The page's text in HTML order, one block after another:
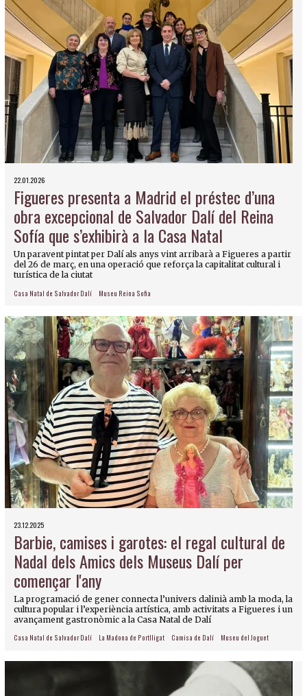
22.01.2026
Figueres presenta a Madrid el préstec d’una
obra excepcional de Salvador Dalí del Reina
Sofía que s’exhibirà a la Casa Natal
Un paravent pintat per Dalí als anys vint arribarà a Figueres a partir
del 26 de març, en una operació que reforça la capitalitat cultural i
turística de la ciutat
Casa Natal de Salvador Dalí Museu Reina Sofia
23.12.2025
Barbie, camises i garotes: el regal cultural de
Nadal dels Amics dels Museus Dalí per
començar l'any
La programació de gener connecta l’univers dalinià amb la moda, la
cultura popular i l’experiència artística, amb activitats a Figueres i un
avançament gastronòmic a la Casa Natal de Dalí
Casa Natal de Salvador Dalí La Madona de Portlligat Camisa de Dalí Museu del Joguet